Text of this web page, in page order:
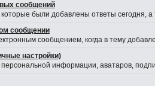
сообщений
которые были добавлены ответы сегодня,
сообщении
сообщением, когда в тему
настройки)
персональной информации, аватаров,